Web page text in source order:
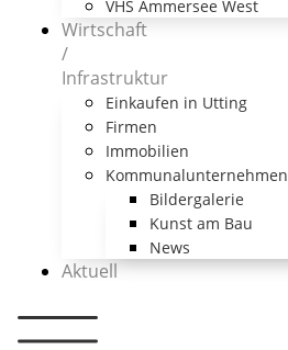
VHS Ammersee West
Wirtschaft
/
Infrastruktur
Einkaufen in Utting
Firmen
Immobilien
Kommunalunternehmen
Bildergalerie
Kunst am Bau
News
Aktuell